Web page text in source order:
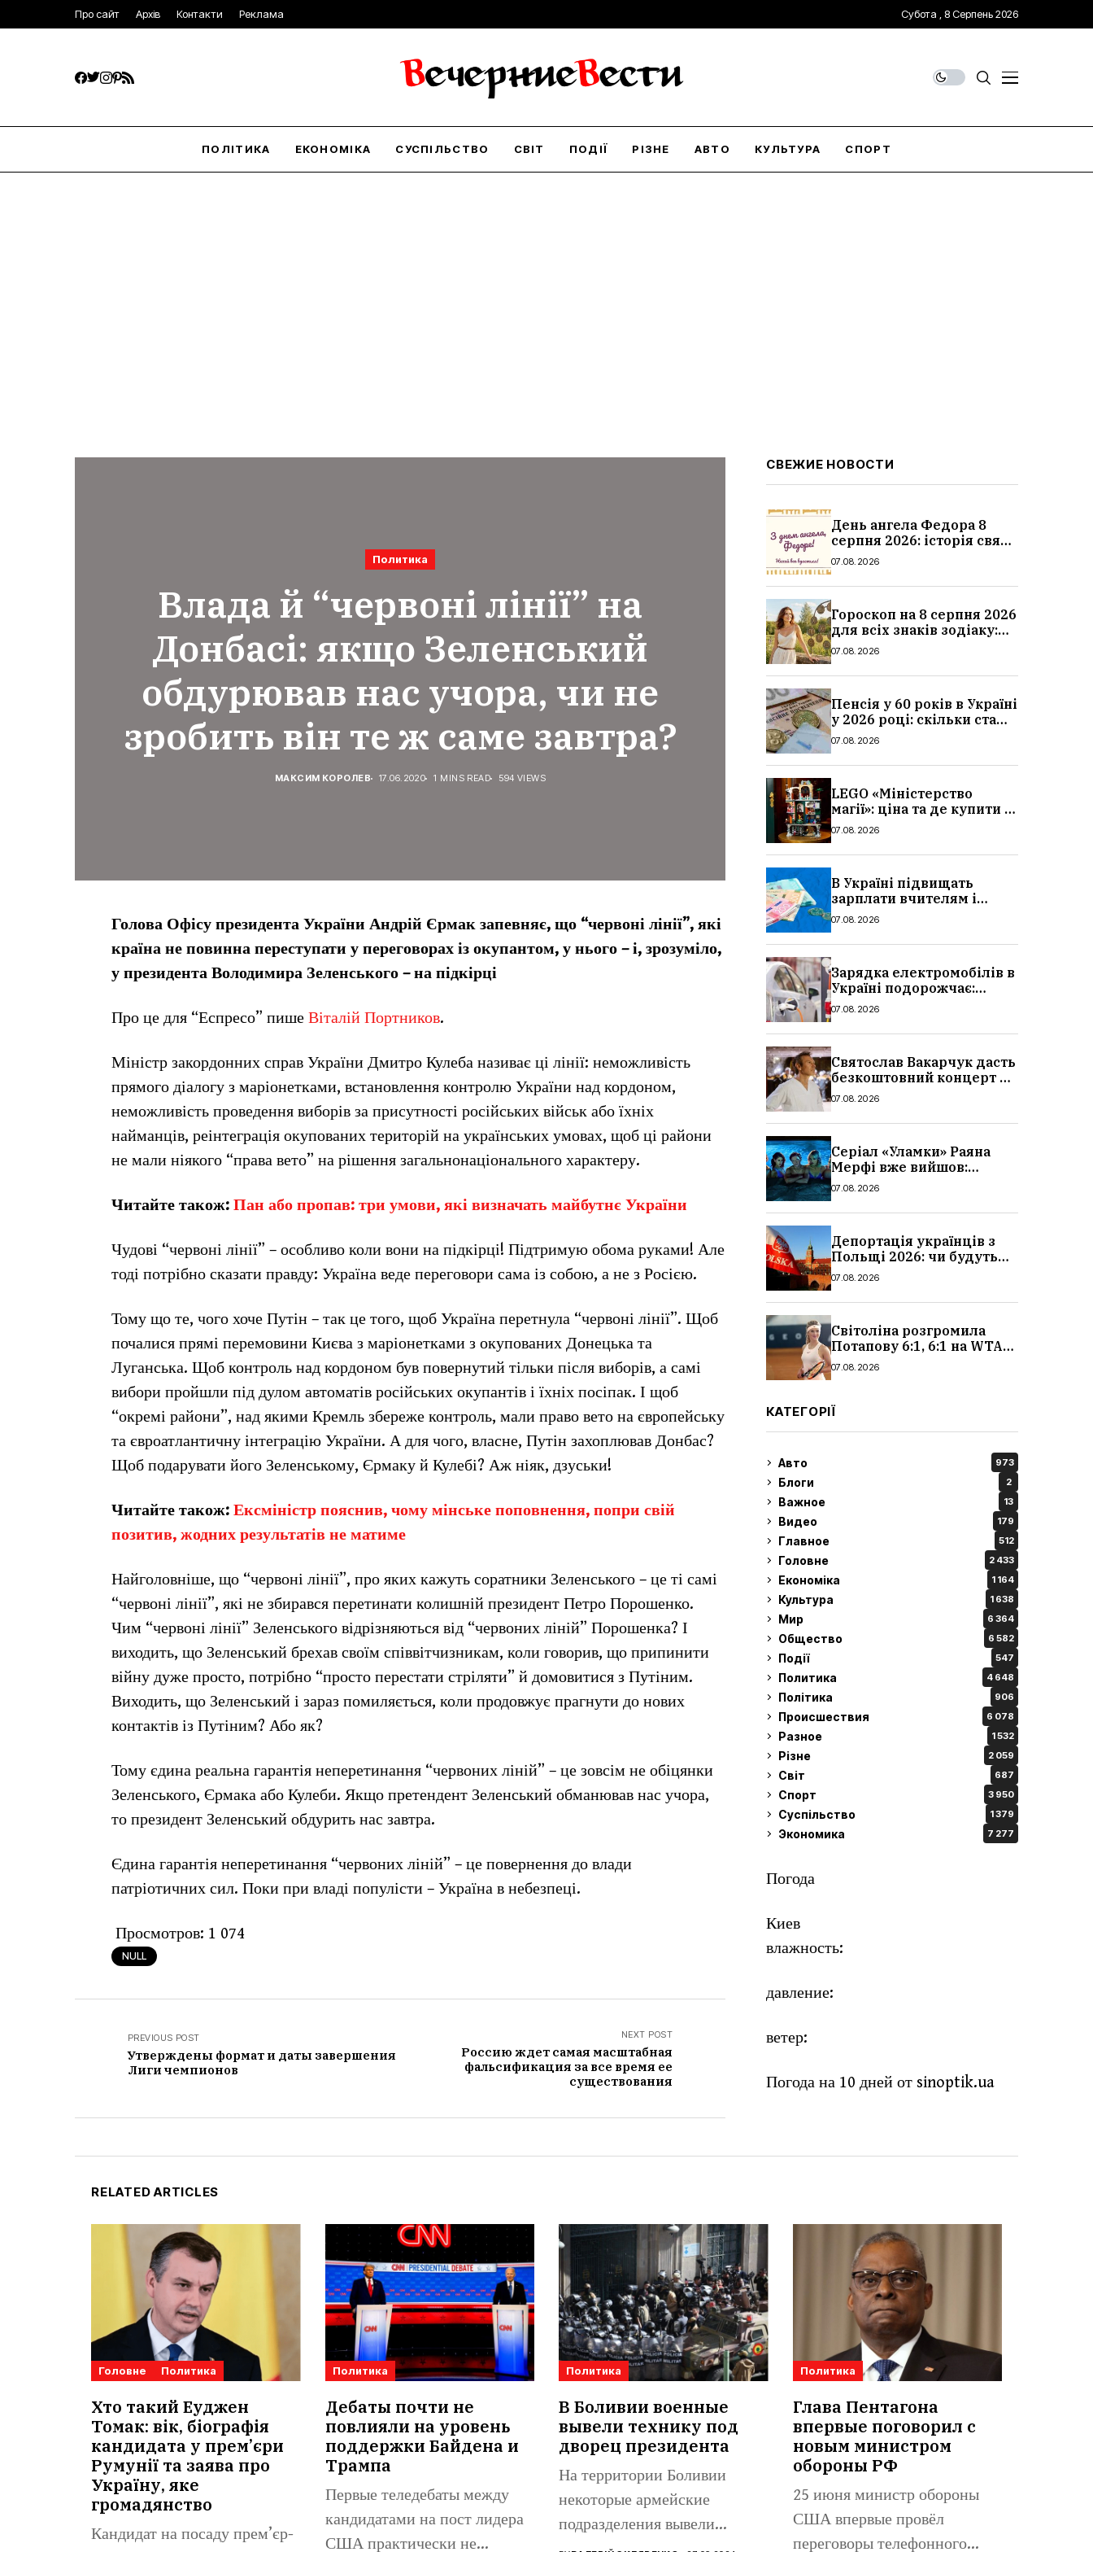
Про сайт Архів Контакти Реклама Субота , 8 Серпень 2026
ПОЛІТИКА ЕКОНОМІКА СУСПІЛЬСТВО СВІТ ПОДІЇ РІЗНЕ АВТО КУЛЬТУРА СПОРТ
Политика
Влада й “червоні лінії” на
Донбасі: якщо Зеленський
обдурював нас учора, чи не
зробить він те ж саме завтра?
МАКСИМ КОРОЛЕВ 17.06.2020 1 MINS READ 594 VIEWS
Голова Офісу президента України Андрій Єрмак запевняє, що “червоні лінії”, які
країна не повинна переступати у переговорах із окупантом, у нього – і, зрозуміло,
у президента Володимира Зеленського – на підкірці
Про це для “Еспресо” пише Віталій Портников.
Міністр закордонних справ України Дмитро Кулеба називає ці лінії: неможливість
прямого діалогу з маріонетками, встановлення контролю України над кордоном,
неможливість проведення виборів за присутності російських військ або їхніх
найманців, реінтеграція окупованих територій на українських умовах, щоб ці райони
не мали ніякого “права вето” на рішення загальнонаціонального характеру.
Читайте також: Пан або пропав: три умови, які визначать майбутнє України
Чудові “червоні лінії” – особливо коли вони на підкірці! Підтримую обома руками! Але
тоді потрібно сказати правду: Україна веде переговори сама із собою, а не з Росією.
Тому що те, чого хоче Путін – так це того, щоб Україна перетнула “червоні лінії”. Щоб
почалися прямі перемовини Києва з маріонетками з окупованих Донецька та
Луганська. Щоб контроль над кордоном був повернутий тільки після виборів, а самі
вибори пройшли під дулом автоматів російських окупантів і їхніх посіпак. І щоб
“окремі райони”, над якими Кремль збереже контроль, мали право вето на європейську
та євроатлантичну інтеграцію України. А для чого, власне, Путін захоплював Донбас?
Щоб подарувати його Зеленському, Єрмаку й Кулебі? Аж ніяк, дзуськи!
Читайте також: Ексміністр пояснив, чому мінське поповнення, попри свій
позитив, жодних результатів не матиме
Найголовніше, що “червоні лінії”, про яких кажуть соратники Зеленського – це ті самі
“червоні лінії”, які не збирався перетинати колишній президент Петро Порошенко.
Чим “червоні лінії” Зеленського відрізняються від “червоних ліній” Порошенка? І
виходить, що Зеленський брехав своїм співвітчизникам, коли говорив, що припинити
війну дуже просто, потрібно “просто перестати стріляти” й домовитися з Путіним.
Виходить, що Зеленський і зараз помиляється, коли продовжує прагнути до нових
контактів із Путіним? Або як?
Тому єдина реальна гарантія неперетинання “червоних ліній” – це зовсім не обіцянки
Зеленського, Єрмака або Кулеби. Якщо претендент Зеленський обманював нас учора,
то президент Зеленський обдурить нас завтра.
Єдина гарантія неперетинання “червоних ліній” – це повернення до влади
патріотичних сил. Поки при владі популісти – Україна в небезпеці.
Просмотров: 1 074
NULL
PREVIOUS POST
Утверждены формат и даты завершения
Лиги чемпионов
NEXT POST
Россию ждет самая масштабная
фальсификация за все время ее
существования
СВЕЖИЕ НОВОСТИ
День ангела Федора 8
серпня 2026: історія свята,
значення імені,
прозі
07.08.2026
Гороскоп на 8 серпня 2026
для всіх знаків зодіаку:
кохання, гроші та справи
07.08.2026
Пенсія у 60 років в Україні
у 2026 році: скільки стажу
потрібно, умови, кому
07.08.2026
LEGO «Міністерство
магії»: ціна та де купити в
Україні
07.08.2026
В Україні підвищать
зарплати вчителям і
стипендії студентам з 1
суми, розмір
07.08.2026
Зарядка електромобілів в
Україні подорожчає:
причина і нові ціни з
07.08.2026
Святослав Вакарчук дасть
безкоштовний концерт у
Львові: дата і місце
07.08.2026
Серіал «Уламки» Раяна
Мерфі вже вийшов:
сюжет, актори та всі
07.08.2026
Депортація українців з
Польщі 2026: чи будуть
висилати українських
07.08.2026
Світоліна розгромила
Потапову 6:1, 6:1 на WTA
1000 у Торонто
07.08.2026
КАТЕГОРІЇ
Авто 973
Блоги 2
Важное 13
Видео 179
Главное 512
Головне 2 433
Економіка 1 164
Культура 1 638
Мир 6 364
Общество 6 582
Події 547
Политика 4 648
Політика 906
Происшествия 6 078
Разное 1 532
Різне 2 059
Світ 687
Спорт 3 950
Суспільство 1 379
Экономика 7 277
Погода
Киев
влажность:
давление:
ветер:
Погода на 10 дней от sinoptik.ua
RELATED ARTICLES
Головне Политика
Хто такий Еуджен
Томак: вік, біографія
кандидата у прем’єри
Румунії та заява про
Україну, яке
громадянство
Кандидат на посаду прем’єр-
Политика
Дебаты почти не
повлияли на уровень
поддержки Байдена и
Трампа
Первые теледебаты между
кандидатами на пост лидера
США практически не
Политика
В Боливии военные
вывели технику под
дворец президента
На территории Боливии
некоторые армейские
подразделения вывели
Политика
Глава Пентагона
впервые поговорил с
новым министром
обороны РФ
25 июня министр обороны
США впервые провёл
переговоры телефонного